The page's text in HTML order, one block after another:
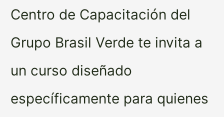
Centro de Capacitación del
Grupo Brasil Verde te invita a
un curso diseñado
específicamente para quienes